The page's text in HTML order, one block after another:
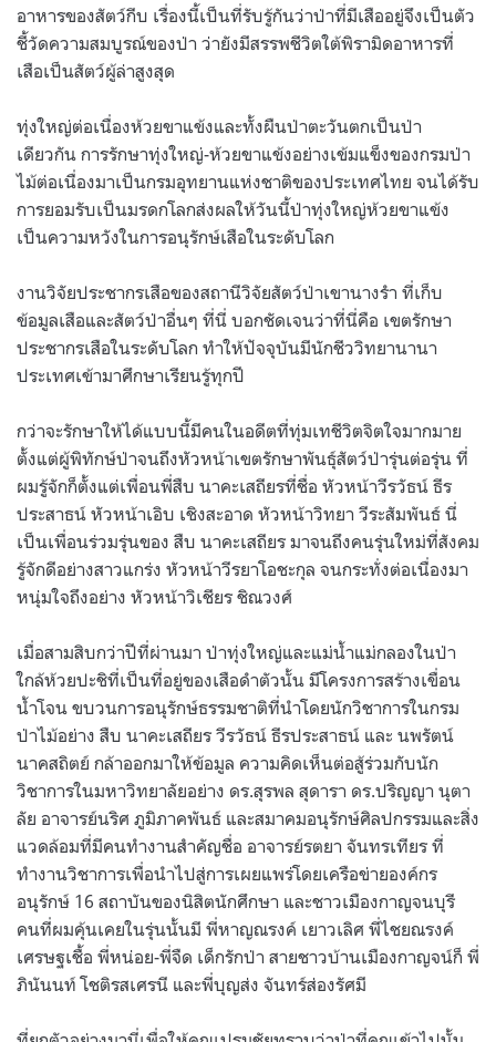
อาหารของสัตว์กีบ เรื่องนี้เป็นที่รับรู้กันว่าป่าที่มีเสืออยู่จึงเป็นตัว
ชี้วัดความสมบูรณ์ของป่า ว่ายังมีสรรพชีวิตใต้พิรามิดอาหารที่
เสือเป็นสัตว์ผู้ล่าสูงสุด
ทุ่งใหญ่ต่อเนื่องห้วยขาแข้งและทั้งผืนป่าตะวันตกเป็นป่า
เดียวกัน การรักษาทุ่งใหญ่-ห้วยขาแข้งอย่างเข้มแข็งของกรมป่า
ไม้ต่อเนื่องมาเป็นกรมอุทยานแห่งชาติของประเทศไทย จนได้รับ
การยอมรับเป็นมรดกโลกส่งผลให้วันนี้ป่าทุ่งใหญ่ห้วยขาแข้ง
เป็นความหวังในการอนุรักษ์เสือในระดับโลก
งานวิจัยประชากรเสือของสถานีวิจัยสัตว์ป่าเขานางรำ ที่เก็บ
ข้อมูลเสือและสัตว์ป่าอื่นๆ ที่นี่ บอกชัดเจนว่าที่นี่คือ เขตรักษา
ประชากรเสือในระดับโลก ทำให้ปัจจุบันมีนักชีววิทยานานา
ประเทศเข้ามาศึกษาเรียนรู้ทุกปี
กว่าจะรักษาให้ได้แบบนี้มีคนในอดีตที่ทุ่มเทชีวิตจิตใจมากมาย
ตั้งแต่ผู้พิทักษ์ป่าจนถึงหัวหน้าเขตรักษาพันธุ์สัตว์ป่ารุ่นต่อรุ่น ที่
ผมรู้จักก็ตั้งแต่เพื่อนพี่สืบ นาคะเสถียรที่ชื่อ หัวหน้าวีรวัธน์ ธีร
ประสาธน์ หัวหน้าเอิบ เชิงสะอาด หัวหน้าวิทยา วีระสัมพันธ์ นี่
เป็นเพื่อนร่วมรุ่นของ สืบ นาคะเสถียร มาจนถึงคนรุ่นใหม่ที่สังคม
รู้จักดีอย่างสาวแกร่ง หัวหน้าวีรยาโอชะกุล จนกระทั่งต่อเนื่องมา
หนุ่มใจถึงอย่าง หัวหน้าวิเชียร ชิณวงศ์
เมื่อสามสิบกว่าปีที่ผ่านมา ป่าทุ่งใหญ่และแม่น้ำแม่กลองในป่า
ใกล้ห้วยปะชิที่เป็นที่อยู่ของเสือดำตัวนั้น มีโครงการสร้างเขื่อน
น้ำโจน ขบวนการอนุรักษ์ธรรมชาติที่นำโดยนักวิชาการในกรม
ป่าไม้อย่าง สืบ นาคะเสถียร วีรวัธน์ ธีรประสาธน์ และ นพรัตน์
นาคสถิตย์ กล้าออกมาให้ข้อมูล ความคิดเห็นต่อสู้ร่วมกับนัก
วิชาการในมหาวิทยาลัยอย่าง ดร.สุรพล สุดารา ดร.ปริญญา นุตา
ลัย อาจารย์นริศ ภูมิภาคพันธ์ และสมาคมอนุรักษ์ศิลปกรรมและสิ่ง
แวดล้อมที่มีคนทำงานสำคัญชื่อ อาจารย์รตยา จันทรเทียร ที่
ทำงานวิชาการเพื่อนำไปสู่การเผยแพร่โดยเครือข่ายองค์กร
อนุรักษ์ 16 สถาบันของนิสิตนักศึกษา และชาวเมืองกาญจนบุรี
คนที่ผมคุ้นเคยในรุ่นนั้นมี พี่หาญณรงค์ เยาวเลิศ พี่ไชยณรงค์
เศรษฐเชื้อ พี่หน่อย-พี่จืด เด็กรักป่า สายชาวบ้านเมืองกาญจน์ก็ พี่
ภินันนท์ โชติรสเศรนี และพี่บุญส่ง จันทร์ส่องรัศมี